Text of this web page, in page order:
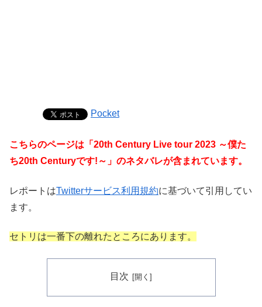
Pocket
こちらのページは「20th Century Live tour 2023 ～僕た
ち20th Centuryです!～」のネタバレが含まれています。
レポートはTwitterサービス利用規約に基づいて引用してい
ます。
セトリは一番下の離れたところにあります。
目次